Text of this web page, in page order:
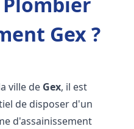
Gex ?
ville de Gex, il est
de disposer d'un
d'assainissement